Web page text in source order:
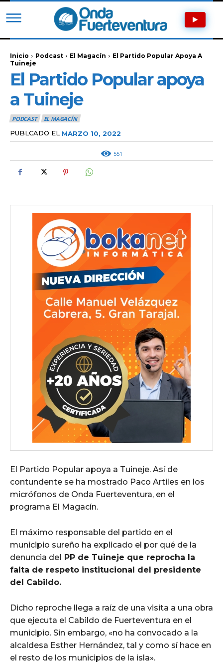
Inicio Podcast El Magacín
El Partido Popular Apoya A
Tuineje
El Partido Popular apoya
a Tuineje
PODCAST EL MAGACÍN
PUBLCADO EL MARZO 10, 2022
551
El Partido Popular apoya a Tuineje. Así de
contundente se ha mostrado Paco Artiles en los
micrófonos de Onda Fuerteventura, en el
programa El Magacín.
El máximo responsable del partido en el
municipio sureño ha explicado el por qué de la
denuncia del PP de Tuineje que reprocha la
falta de respeto institucional del presidente
del Cabildo.
Dicho reproche llega a raíz de una visita a una obra
que ejecuta el Cabildo de Fuerteventura en el
municipio. Sin embargo, «no ha convocado a la
alcaldesa Esther Hernández, tal y como sí hace en
el resto de los municipios de la isla».